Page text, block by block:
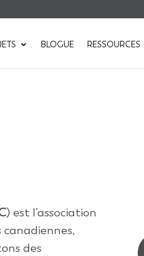
BLOGUE RESSOURCES
) est l’association
des